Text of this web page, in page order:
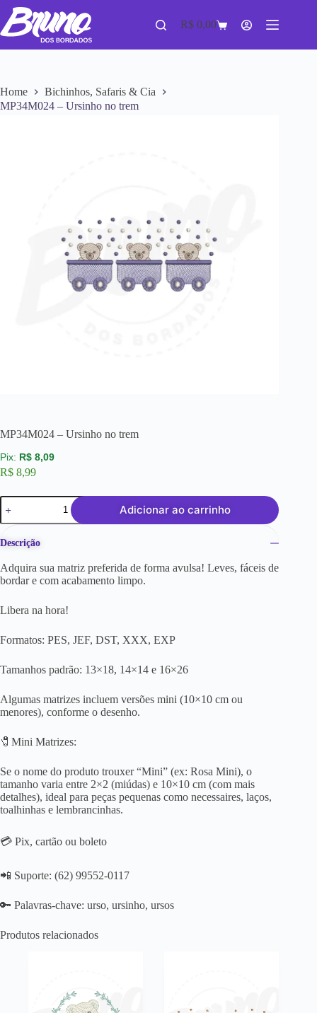
R$ 0,00
Home
Bichinhos, Safaris & Cia
MP34M024 – Ursinho no trem
MP34M024 – Ursinho no trem
R$ 8,09
R$ 8,99
Adicionar ao carrinho
Descrição
Adquira sua matriz preferida de forma avulsa! Leves, fáceis de
bordar e com acabamento limpo.
Libera na hora!
Formatos: PES, JEF, DST, XXX, EXP
Tamanhos padrão: 13×18, 14×14 e 16×26
Algumas matrizes incluem versões mini (10×10 cm ou
menores), conforme o desenho.
🧷Mini Matrizes:
Se o nome do produto trouxer “Mini” (ex: Rosa Mini), o
tamanho varia entre 2×2 (miúdas) e 10×10 cm (com mais
detalhes), ideal para peças pequenas como necessaires, laços,
toalhinhas e lembrancinhas.
💳 Pix, cartão ou boleto
📲 Suporte: (62) 99552-0117
🔑 Palavras-chave: urso, ursinho, ursos
Produtos relacionados